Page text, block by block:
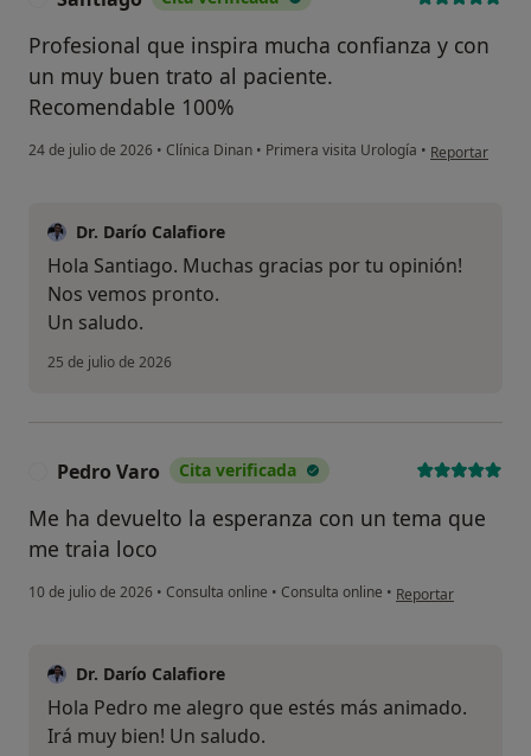
Profesional que inspira mucha confianza y con
un muy buen trato al paciente.
Recomendable 100%
24 de julio de 2026 • Clínica Dinan • Primera visita Urología • en opinión del
Reportar
Dr. Darío Calafiore
Hola Santiago. Muchas gracias por tu opinión!
Nos vemos pronto.
Un saludo.
25 de julio de 2026
Pedro Varo Cita verificada
Me ha devuelto la esperanza con un tema que
me traia loco
10 de julio de 2026 • Consulta online • Consulta online • en opinión del
Reportar
Dr. Darío Calafiore
Hola Pedro me alegro que estés más animado.
Irá muy bien! Un saludo.